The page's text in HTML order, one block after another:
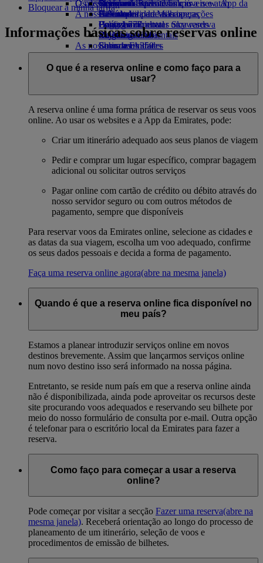
Opens an external link in a new tab
Bebidas
A nossa frota
Boeing 777
Emirates A380
Emirates A350
Emirates Executive
Esquemas de lugares
Brinquedos para crianças
Atividades para as crianças
O nosso planeta
Sustentabilidade nas operações
Política ambiental
Relatórios ambientais
As nossas comunidades
Emirates Airline FoundationEmirates
Airline Foundation Opens an external link
in a new tab
Os destinos mais recentes
Helsínquia
Hangzhou
Da Nang
Shenzhen
Siem Reap
Skywards Rail
Calculadora de Milhas
Login em Emirates Skywards
Skywards+
Site para dispositivos móveis e a App da
Emirates
Cancelar ou alterar uma reserva
Viagens afetadas
Sobre a Emirates
Bloquear a minha tarifa
Informações básicas sobre reservas online
O que é a reserva online e como faço para a
usar?
A reserva online é uma forma prática de reservar os seus voos
online. Ao usar os websites e a App da Emirates, pode:
Criar um itinerário adequado aos seus planos de viagem
Pedir e comprar um lugar específico, comprar bagagem
adicional ou solicitar outros serviços
Pagar online com cartão de crédito ou débito através do
nosso servidor seguro ou com outros métodos de
pagamento, sempre que disponíveis
Para reservar voos da Emirates online, selecione as cidades e
as datas da sua viagem, escolha um voo adequado, confirme
os seus dados pessoais e decida a forma de pagamento.
Faça uma reserva online agora(abre na mesma janela)
Quando é que a reserva online fica disponível no
meu país?
Estamos a planear introduzir serviços online em novos
destinos brevemente. Assim que lançarmos serviços online
num novo destino isso será informado na nossa página.
Entretanto, se reside num país em que a reserva online ainda
não é disponibilizada, ainda pode aproveitar os recursos deste
site procurando voos adequados e reservando seu bilhete por
meio do nosso formulário de consulta por e-mail. Outra opção
é telefonar para o escritório local da Emirates para fazer a
reserva.
Como faço para começar a usar a reserva
online?
Pode começar por visitar a secção Fazer uma reserva(abre na
mesma janela). Receberá orientação ao longo do processo de
planeamento de um itinerário, seleção de voos e
procedimentos de emissão de bilhetes.